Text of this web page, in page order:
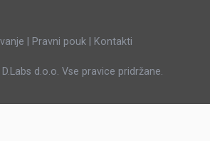
Pravni pouk Kontakti
D.Labs d.o.o. Vse pravice pridržane.